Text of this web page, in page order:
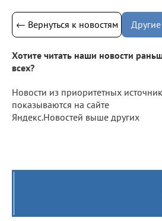
← Вернуться к новостям
Хотите читать наши новости
всех?
Новости из приоритетных
показываются на сайте
Яндекс.Новостей выше других